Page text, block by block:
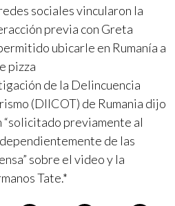
sociales vincularon la
previa con Greta
ubicarle en Rumanía a
pizza
de la Delincuencia
(DIICOT) de Rumania dijo
“solicitado previamente al
de las
sobre el video y la
Tate.*